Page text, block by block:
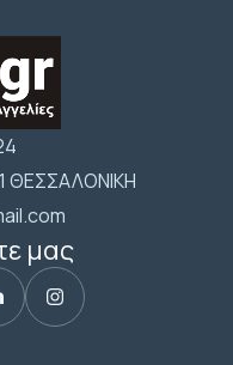
ΘΕΣΣΑΛΟΝΙΚΗ
μας